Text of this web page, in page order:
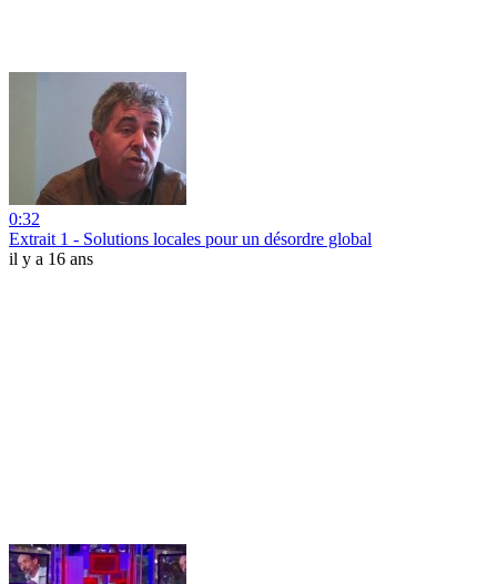
0:32
Extrait 1 - Solutions locales pour un désordre global
il y a 16 ans